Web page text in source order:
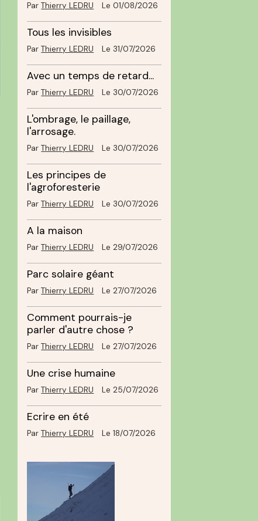
ParThierry LEDRU Le 01/08/2026
Tous les invisibles
ParThierry LEDRU Le 31/07/2026
Avec un temps de retard...
ParThierry LEDRU Le 30/07/2026
L'ombrage, le paillage,
l'arrosage.
ParThierry LEDRU Le 30/07/2026
Les principes de
l'agroforesterie
ParThierry LEDRU Le 30/07/2026
A la maison
ParThierry LEDRU Le 29/07/2026
Parc solaire géant
ParThierry LEDRU Le 27/07/2026
Comment pourrais-je
parler d'autre chose ?
ParThierry LEDRU Le 27/07/2026
Une crise humaine
ParThierry LEDRU Le 25/07/2026
Ecrire en été
ParThierry LEDRU Le 18/07/2026